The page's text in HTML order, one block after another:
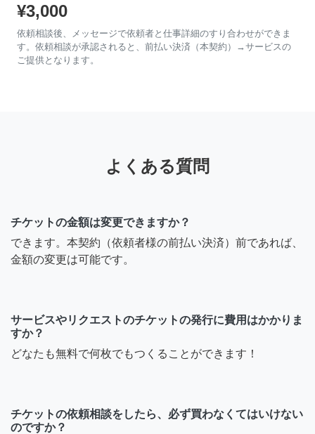
¥3,000
依頼相談後、メッセージで依頼者と仕事詳細のすり合わせができま
す。依頼相談が承認されると、前払い決済（本契約）→サービスの
ご提供となります。
よくある質問
チケットの金額は変更できますか？
できます。本契約（依頼者様の前払い決済）前であれば、
金額の変更は可能です。
サービスやリクエストのチケットの発行に費用はかかりま
すか？
どなたも無料で何枚でもつくることができます！
チケットの依頼相談をしたら、必ず買わなくてはいけない
のですか？